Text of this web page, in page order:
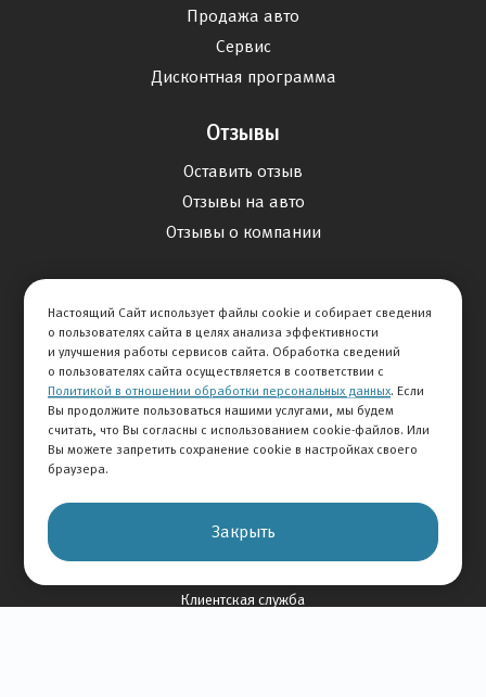
Продажа авто
Сервис
Дисконтная программа
Отзывы
Оставить отзыв
Отзывы на авто
Отзывы о компании
История Компании
Вакансии
Новости
Карта сайта
Контакты
+7 495 234-33-66
Клиентская служба
Настоящий Сайт использует файлы cookie и собирает сведения
о пользователях сайта в целях анализа эффективности
и улучшения работы сервисов сайта. Обработка сведений
о пользователях сайта осуществляется в соответствии с
Политикой в отношении обработки персональных данных. Если
Вы продолжите пользоваться нашими услугами, мы будем
считать, что Вы согласны с использованием cookie-файлов. Или
Вы можете запретить сохранение cookie в настройках своего
браузера.
Закрыть